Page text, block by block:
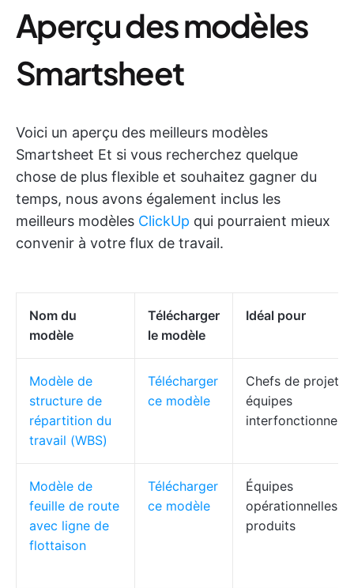
Aperçu des modèles
Smartsheet
Voici un aperçu des meilleurs modèles
Smartsheet Et si vous recherchez quelque
chose de plus flexible et souhaitez gagner du
temps, nous avons également inclus les
meilleurs modèles ClickUp qui pourraient mieux
convenir à votre flux de travail.
Nom du
modèle
Télécharger
le modèle
Idéal pour
Modèle de
structure de
répartition du
travail (WBS)
Télécharger
ce modèle
Chefs de projet,
équipes
Modèle de
feuille de route
avec ligne de
flottaison
Télécharger
ce modèle
Équipes
opérationnelles et
produits